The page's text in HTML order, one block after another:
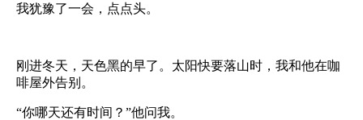
我犹豫了一会，点点头。
刚进冬天，天色黑的早了。太阳快要落山时，我和他在咖
啡屋外告别。
“你哪天还有时间？”他问我。